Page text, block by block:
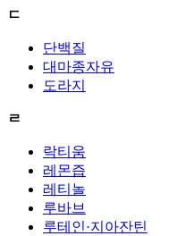
ㄷ
단백질
대마종자유
도라지
ㄹ
락티움
레몬즙
레티놀
루바브
루테인·지아잔틴